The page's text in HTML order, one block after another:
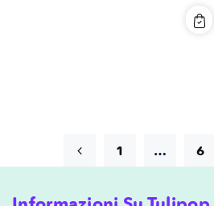
listino
1 … 6